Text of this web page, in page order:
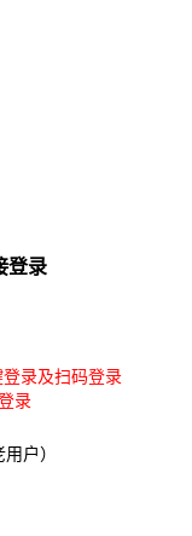
登录
录及扫码登录
录
户）